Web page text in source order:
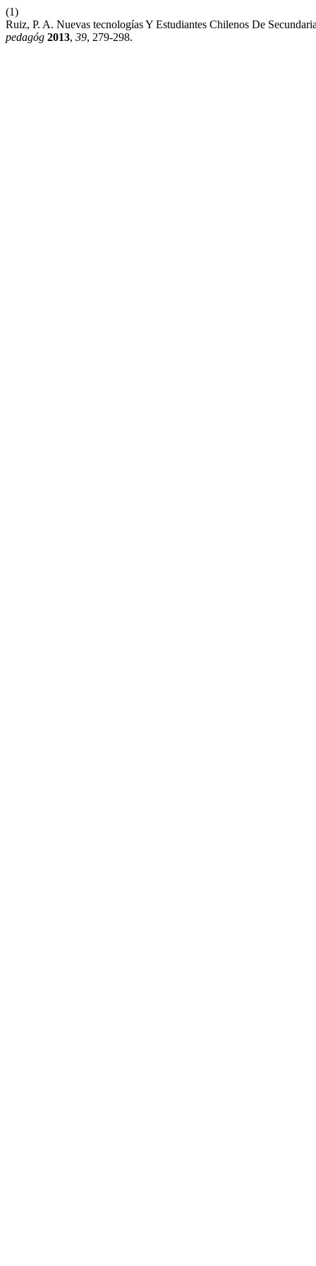
(1)
Ruiz, P. A. Nuevas tecnologías Y Estudiantes Chilenos De
pedagóg 2013, 39, 279-298.